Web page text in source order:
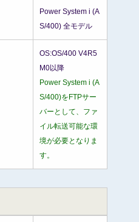
Power System i (A
S/400) 全モデル
OS:OS/400 V4R5
M0以降
Power System i (A
S/400)をFTPサー
バーとして、ファ
イル転送可能な環
境が必要となりま
す。